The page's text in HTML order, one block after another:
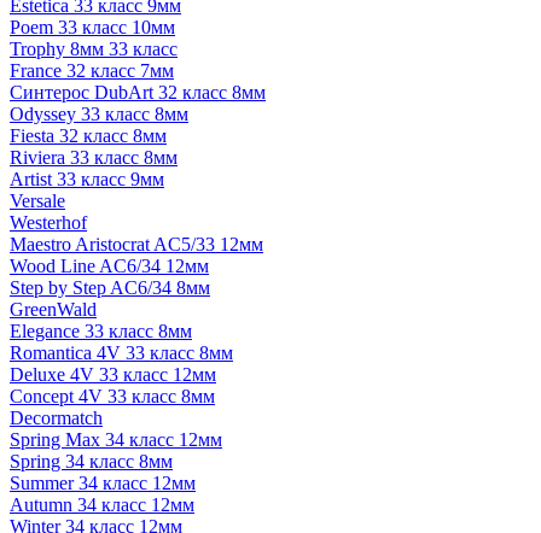
Estetica 33 класс 9мм
Poem 33 класс 10мм
Trophy 8мм 33 класс
France 32 класс 7мм
Синтерос DubArt 32 класс 8мм
Odyssey 33 класс 8мм
Fiesta 32 класс 8мм
Riviera 33 класс 8мм
Artist 33 класс 9мм
Versale
Westerhof
Maestro Aristocrat AC5/33 12мм
Wood Line AC6/34 12мм
Step by Step AC6/34 8мм
GreenWald
Elegance 33 класс 8мм
Romantica 4V 33 класс 8мм
Deluxe 4V 33 класс 12мм
Concept 4V 33 класс 8мм
Decormatch
Spring Max 34 класс 12мм
Spring 34 класс 8мм
Summer 34 класс 12мм
Autumn 34 класс 12мм
Winter 34 класс 12мм